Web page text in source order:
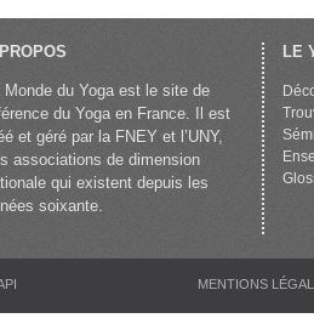
Monde du Yoga est le site de
du Yoga en France. Il est
et géré par la FNEY et l’UNY,
associations de dimension
qui existent depuis les
soixante.
LE
MENTIONS